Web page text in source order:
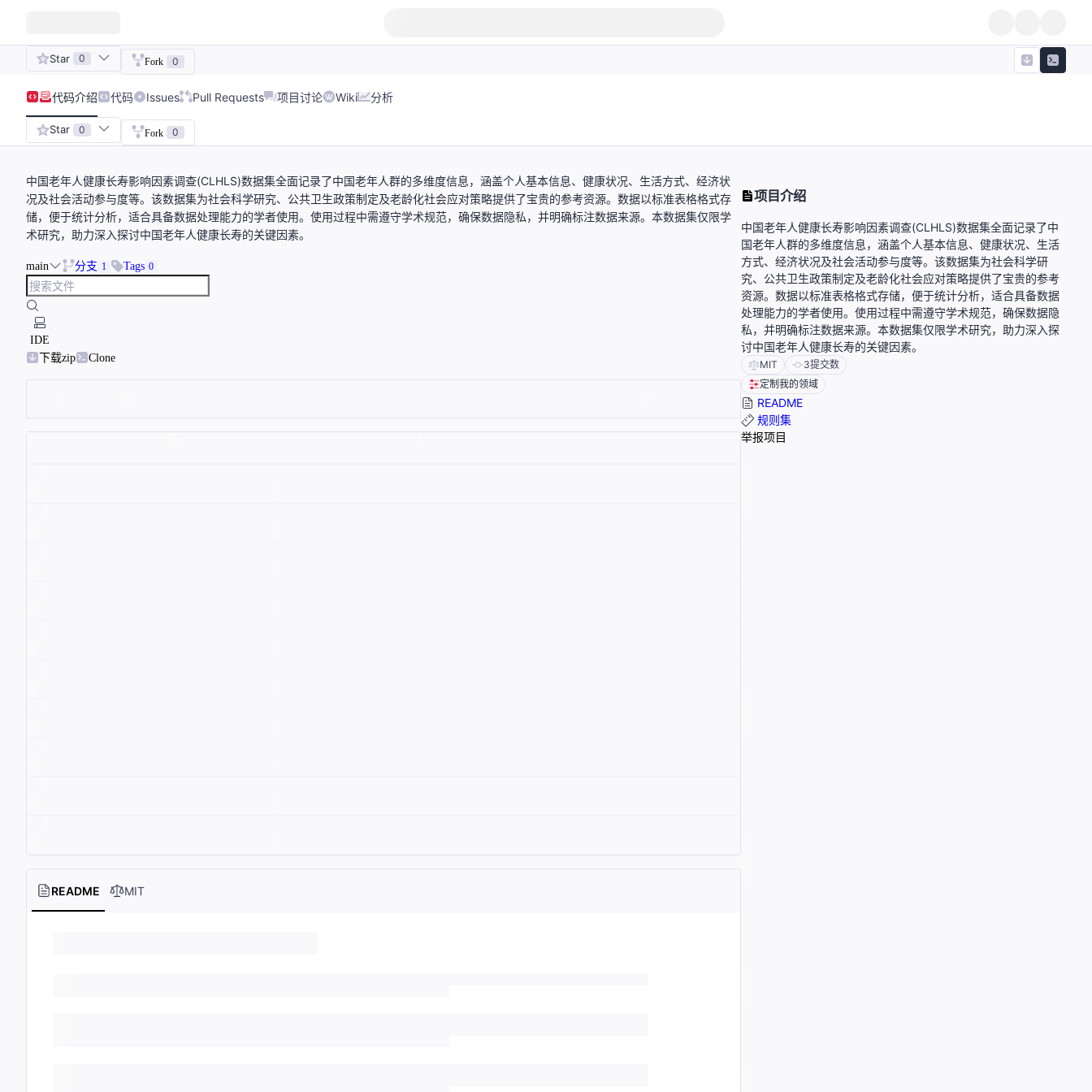
Star 0 Fork 0
代码介绍 代码 Issues Pull Requests 项目讨论 Wiki 分析
Star 0 Fork 0
中国老年人健康长寿影响因素调查(CLHLS)数据集全面记录了中国老年人群的多维度信息，涵盖个人基本信息、健康状况、生活方式、经济状
况及社会活动参与度等。该数据集为社会科学研究、公共卫生政策制定及老龄化社会应对策略提供了宝贵的参考资源。数据以标准表格格式存
储，便于统计分析，适合具备数据处理能力的学者使用。使用过程中需遵守学术规范，确保数据隐私，并明确标注数据来源。本数据集仅限学
术研究，助力深入探讨中国老年人健康长寿的关键因素。
main 分支 1 Tags 0
IDE
下载zip
Clone
README MIT
项目介绍
中国老年人健康长寿影响因素调查(CLHLS)数据集全面记录了中
国老年人群的多维度信息，涵盖个人基本信息、健康状况、生活
方式、经济状况及社会活动参与度等。该数据集为社会科学研
究、公共卫生政策制定及老龄化社会应对策略提供了宝贵的参考
资源。数据以标准表格格式存储，便于统计分析，适合具备数据
处理能力的学者使用。使用过程中需遵守学术规范，确保数据隐
私，并明确标注数据来源。本数据集仅限学术研究，助力深入探
讨中国老年人健康长寿的关键因素。
MIT 3提交数
定制我的领域
README
规则集
举报项目